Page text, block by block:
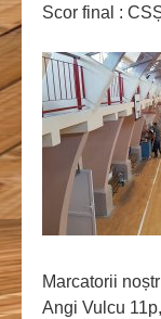
Scor final :
Marcatorii
Angi Vulcu